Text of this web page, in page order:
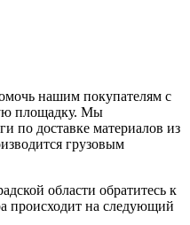
нашим покупателям с
площадку. Мы
по доставке материалов из
грузовым
области обратитесь к
происходит на следующий